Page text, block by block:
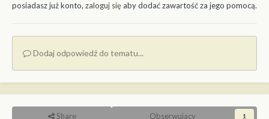
posiadasz już konto, zaloguj sięaby dodać zawartość za jego pomocą.
Dodaj odpowiedź do tematu...
Share Obserwujący 1